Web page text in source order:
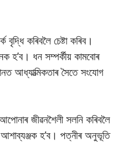
কৰিবলৈ চেষ্টা কৰিব।
হ’ব। ধন সম্পৰ্কীয় কামবোৰ
আধ্যাত্মিকতাৰ সৈতে সংযোগ
জীৱনশৈলী সলনি কৰিবলৈ
আশাব্যঞ্জক হ’ব। পত্নীৰ অনুভূতি